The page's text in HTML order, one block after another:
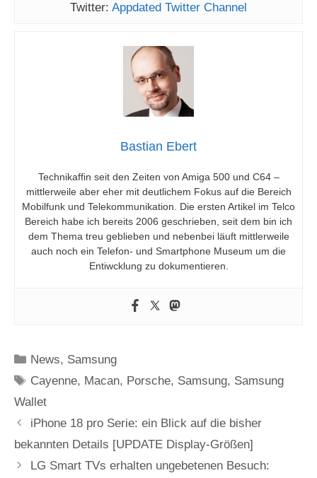
Twitter: Appdated Twitter Channel
Bastian Ebert
Technikaffin seit den Zeiten von Amiga 500 und C64 –
mittlerweile aber eher mit deutlichem Fokus auf die Bereich
Mobilfunk und Telekommunikation. Die ersten Artikel im Telco
Bereich habe ich bereits 2006 geschrieben, seit dem bin ich
dem Thema treu geblieben und nebenbei läuft mittlerweile
auch noch ein Telefon- und Smartphone Museum um die
Entiwcklung zu dokumentieren.
Kategorien
News, Samsung
Schlagwörter
Cayenne, Macan, Porsche, Samsung, Samsung
Wallet
iPhone 18 pro Serie: ein Blick auf die bisher
bekannten Details [UPDATE Display-Größen]
LG Smart TVs erhalten ungebetenen Besuch: